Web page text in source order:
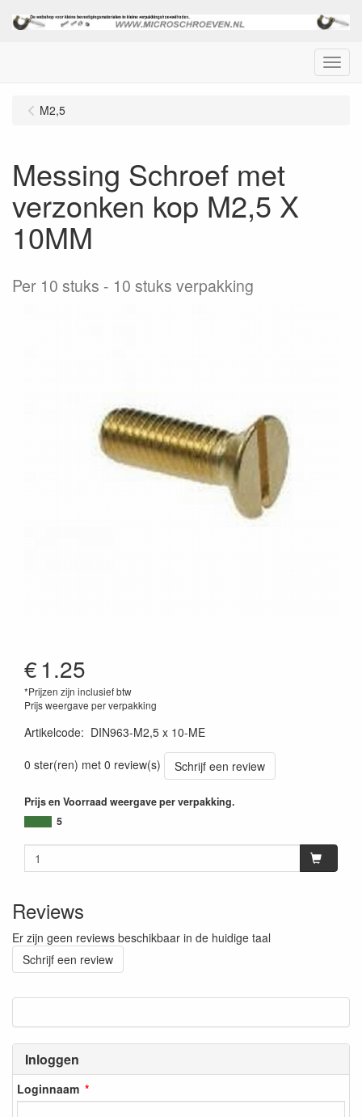
Menu
Inloggen
Loginnaam
M2,5
Messing Schroef met
verzonken kop M2,5 X
10MM
Per 10 stuks 10 stuks verpakking
€1.25
*Prijzen zijn inclusief btw
Prijs weergave per verpakking
Artikelcode: DIN963-M2,5 x 10-ME
0 ster(ren) met 0 review(s)
Schrijf een review
Prijs en Voorraad weergave per verpakking.
5
Reviews
Er zijn geen reviews beschikbaar in de huidige taal
Schrijf een review